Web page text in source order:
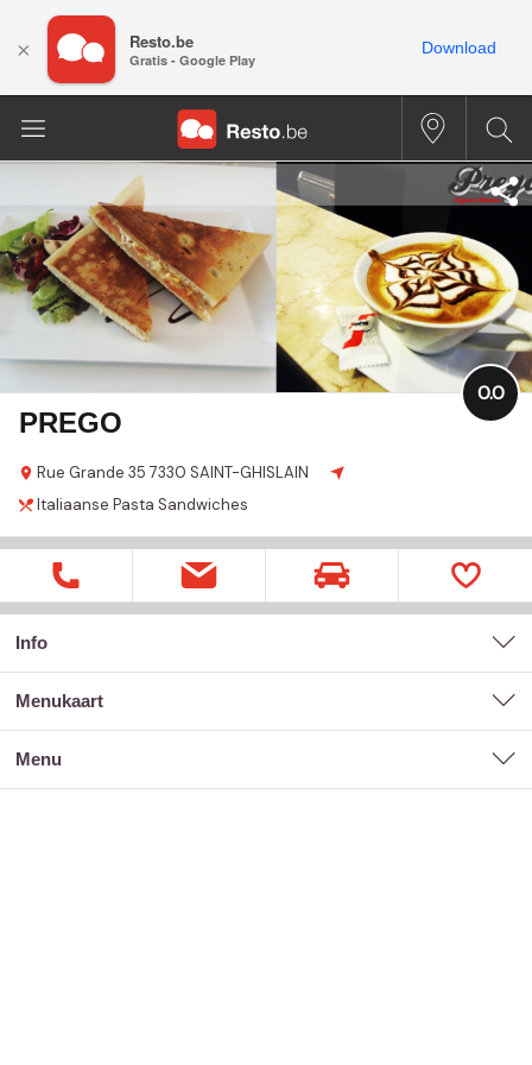
PREGO
Rue Grande 35 7330 SAINT-GHISLAIN
0.0
Italiaanse Pasta Sandwiches
Info
menukaart
menu
× Resto.be
Gratis - Google Play
Download